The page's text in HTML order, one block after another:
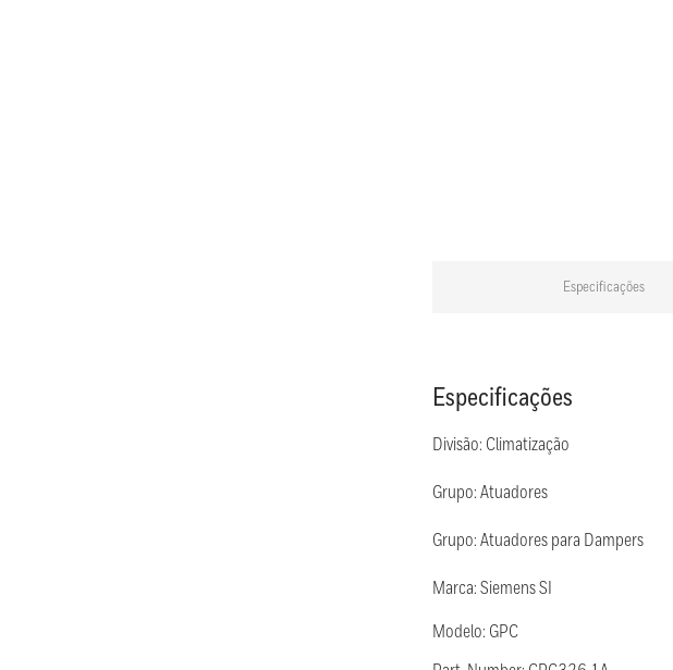
Especificações
Especificações
Divisão: Climatização
Grupo: Atuadores
Grupo: Atuadores para Dampers
Marca: Siemens SI
Modelo: GPC